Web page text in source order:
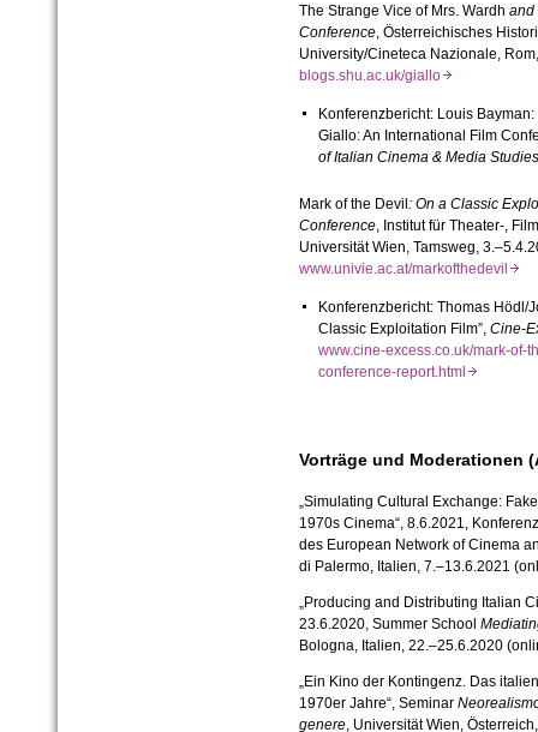
The Strange Vice of Mrs. Wardh and
Conference, Österreichisches
University/Cineteca Nazionale,
blogs.shu.ac.uk/giallo
Konferenzbericht: Louis Bayman:
Giallo: An International Film
of Italian Cinema & Media
Mark of the Devil: On a Classic
Conference, Institut für Theater-,
Universität Wien, Tamsweg,
www.univie.ac.at/markofthedevil
Konferenzbericht: Thomas Hödl/
Classic Exploitation Film”, Cine-
www.cine-excess.co.uk/mark-of-
conference-report.html
Vorträge und Moderationen
„Simulating Cultural Exchange:
1970s Cinema“, 8.6.2021,
des European Network of Cinema
di Palermo, Italien, 7.–13.6.2021
„Producing and Distributing Italian
23.6.2020, Summer School
Bologna, Italien, 22.–25.6.2020
„Ein Kino der Kontingenz. Das
1970er Jahre“, Seminar
genere, Universität Wien,